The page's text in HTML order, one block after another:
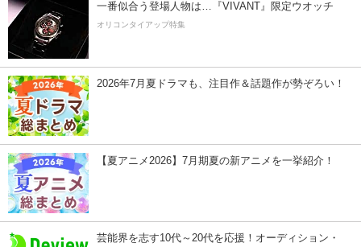
一番似合う登場人物は…『VIVANT』限定ウオッチ
オリコンタイアップ特集
2026年7月夏ドラマも、注目作＆話題作が勢ぞろい！
【夏アニメ2026】7月期夏の新アニメを一挙紹介！
芸能界を志す10代～20代を応援！オーディション・